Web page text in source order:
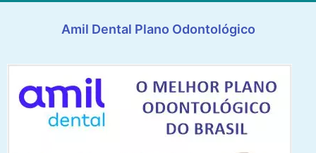
Amil Dental Plano Odontológico